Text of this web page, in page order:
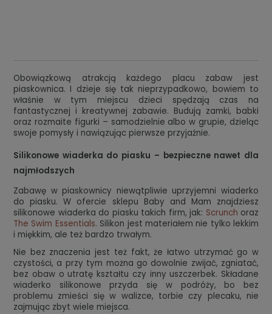
Obowiązkową atrakcją każdego placu zabaw jest
piaskownica. I dzieje się tak nieprzypadkowo, bowiem to
właśnie w tym miejscu dzieci spędzają czas na
fantastycznej i kreatywnej zabawie. Budują zamki, babki
oraz rozmaite figurki – samodzielnie albo w grupie, dzieląc
swoje pomysły i nawiązując pierwsze przyjaźnie.
Silikonowe wiaderka do piasku – bezpieczne nawet dla
najmłodszych
Zabawę w piaskownicy niewątpliwie uprzyjemni wiaderko
do piasku. W ofercie sklepu Baby and Mam znajdziesz
silikonowe wiaderka do piasku takich firm, jak: Scrunch oraz
The Swim Essentials. Silikon jest materiałem nie tylko lekkim
i miękkim, ale też bardzo trwałym.
Nie bez znaczenia jest też fakt, że łatwo utrzymać go w
czystości, a przy tym można go dowolnie zwijać, zgniatać,
bez obaw o utratę kształtu czy inny uszczerbek. Składane
wiaderko silikonowe przyda się w podróży, bo bez
problemu zmieści się w walizce, torbie czy plecaku, nie
zajmując zbyt wiele miejsca.